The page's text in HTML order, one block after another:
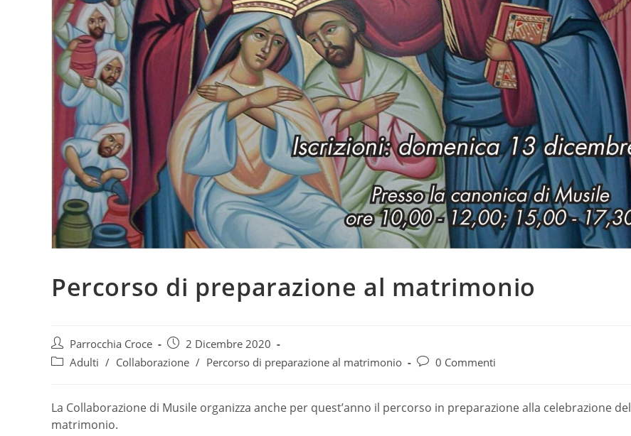
Percorso di preparazione al matrimonio
Autore
dell'articolo:
Parrocchia Croce
Articolo
pubblicato:
2 Dicembre 2020
Categoria
Adulti / Collaborazione / Percorso di preparazione al matrimonio
Commenti
0 Commenti
La Collaborazione di Musile organizza anche per quest’anno il percorso in preparazione alla celebrazione del
matrimonio.